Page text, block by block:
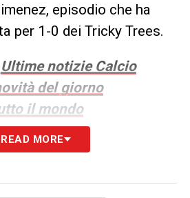
episodio che ha
per 1-0 dei Tricky Trees.
Ultime notizie Calcio
del giorno
il mondo
NOSTRE TOP NEWS
READ MORE